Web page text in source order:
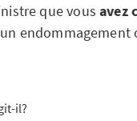
que vousavez
il?